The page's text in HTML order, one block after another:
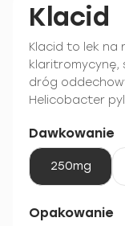
Klacid
Klacid to lek na
klaritromycynę,
dróg
Helicobacter
Dawkowanie
250mg
Opakowanie